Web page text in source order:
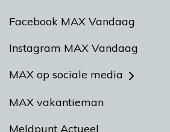
Facebook MAX Vandaag
Instagram MAX Vandaag
MAX op sociale media
MAX vakantieman
Meldpunt Actueel